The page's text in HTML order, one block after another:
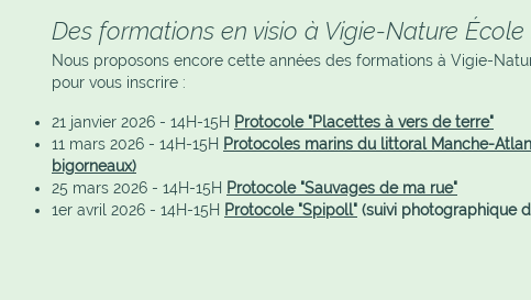
Des formations en visio à Vigie-Nature
Nous proposons encore cette années des formations à Vigie-
pour vous inscrire :
21 janvier 2026 - 14H-15H Protocole "Placettes à vers de terre"
11 mars 2026 - 14H-15H Protocoles marins du littoral Manche-
bigorneaux)
25 mars 2026 - 14H-15H Protocole "Sauvages de ma rue"
1er avril 2026 - 14H-15H Protocole "Spipoll" (suivi photographique